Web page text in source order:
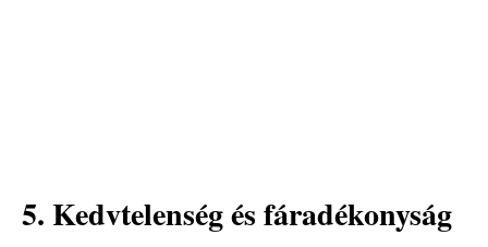
5. Kedvtelenség és fáradékonyság